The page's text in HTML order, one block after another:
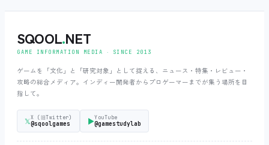
SQOOL.NET
GAME INFORMATION MEDIA ‧ SINCE 2013
ゲームを「文化」と「研究対象」として捉える、ニュース・特集・レビュー・
攻略の総合メディア。インディー開発者からプロゲーマーまでが集う場所を目
指して。
𝕏X (旧Twitter)
@sqoolgames ▶YouTube
@gamestudylab